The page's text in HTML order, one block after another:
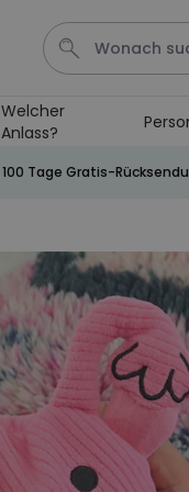
Welcher
Anlass?
100 Tage Gratis-